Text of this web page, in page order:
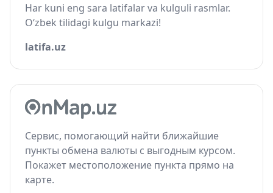
Har kuni eng sara latifalar va kulguli rasmlar.
O‘zbek tilidagi kulgu markazi!
latifa.uz
Сервис, помогающий найти ближайшие
пункты обмена валюты с выгодным курсом.
Покажет местоположение пункта прямо на
карте.